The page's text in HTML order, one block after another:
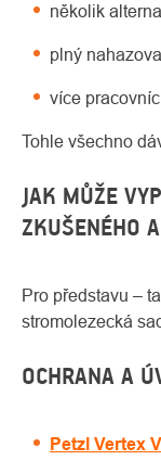
několik
plný
více
Tohle všechno
JAK MŮŽE
ZKUŠENÉHO
Pro představu –
stromolezecká
OCHRANA A
Petzl Vertex